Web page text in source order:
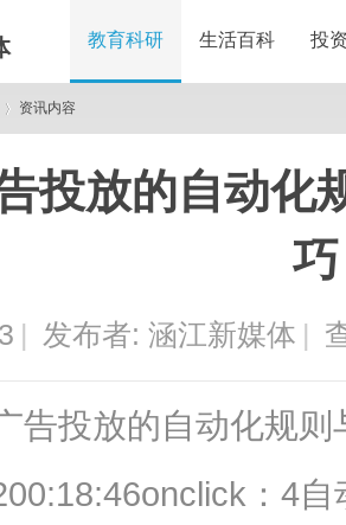
教育科研 生活百科 投
资讯内容
投放的自动化
巧
| 发布者: 涵江新媒体 |
告投放的自动化规
：4